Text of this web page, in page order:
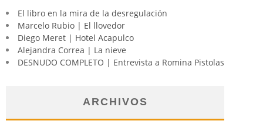
El libro en la mira de la desregulación
Marcelo Rubio | El llovedor
Diego Meret | Hotel Acapulco
Alejandra Correa | La nieve
DESNUDO COMPLETO | Entrevista a Romina Pistolas
ARCHIVOS